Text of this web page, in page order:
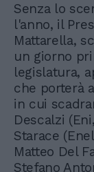
Senza lo
l'anno, il
Mattarella,
un giorno
legislatura,
che porterà
in cui
Descalzi
Starace
Matteo Del
Stefano